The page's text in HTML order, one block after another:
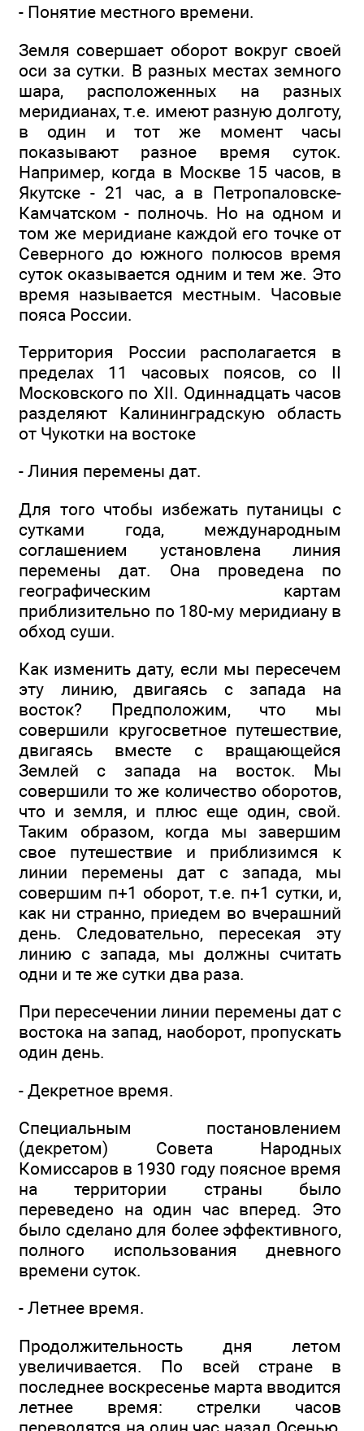
- Понятие местного времени.
Земля совершает оборот вокруг своей
оси за сутки. В разных местах земного
шара, расположенных на разных
меридианах, т.е. имеют разную долготу,
в один и тот же момент часы
показывают разное время суток.
Например, когда в Москве 15 часов, в
Якутске - 21 час, а в Петропаловске-
Камчатском - полночь. Но на одном и
том же меридиане каждой его точке от
Северного до южного полюсов время
суток оказывается одним и тем же. Это
время называется местным. Часовые
пояса России.
Территория России располагается в
пределах 11 часовых поясов, со II
Московского по XII. Одиннадцать часов
разделяют Калининградскую область
от Чукотки на востоке
- Линия перемены дат.
Для того чтобы избежать путаницы с
сутками года, международным
соглашением установлена линия
перемены дат. Она проведена по
географическим картам
приблизительно по 180-му меридиану в
обход суши.
Как изменить дату, если мы пересечем
эту линию, двигаясь с запада на
восток? Предположим, что мы
совершили кругосветное путешествие,
двигаясь вместе с вращающейся
Землей с запада на восток. Мы
совершили то же количество оборотов,
что и земля, и плюс еще один, свой.
Таким образом, когда мы завершим
свое путешествие и приблизимся к
линии перемены дат с запада, мы
совершим п+1 оборот, т.е. п+1 сутки, и,
как ни странно, приедем во вчерашний
день. Следовательно, пересекая эту
линию с запада, мы должны считать
одни и те же сутки два раза.
При пересечении линии перемены дат с
востока на запад, наоборот, пропускать
один день.
- Декретное время.
Специальным постановлением
(декретом) Совета Народных
Комиссаров в 1930 году поясное время
на территории страны было
переведено на один час вперед. Это
было сделано для более эффективного,
полного использования дневного
времени суток.
- Летнее время.
Продолжительность дня летом
увеличивается. По всей стране в
последнее воскресенье марта вводится
летнее время: стрелки часов